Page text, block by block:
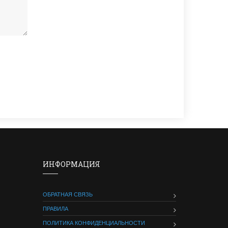
ИНФОРМАЦИЯ
ОБРАТНАЯ СВЯЗЬ
ПРАВИЛА
ПОЛИТИКА КОНФИДЕНЦИАЛЬНОСТИ